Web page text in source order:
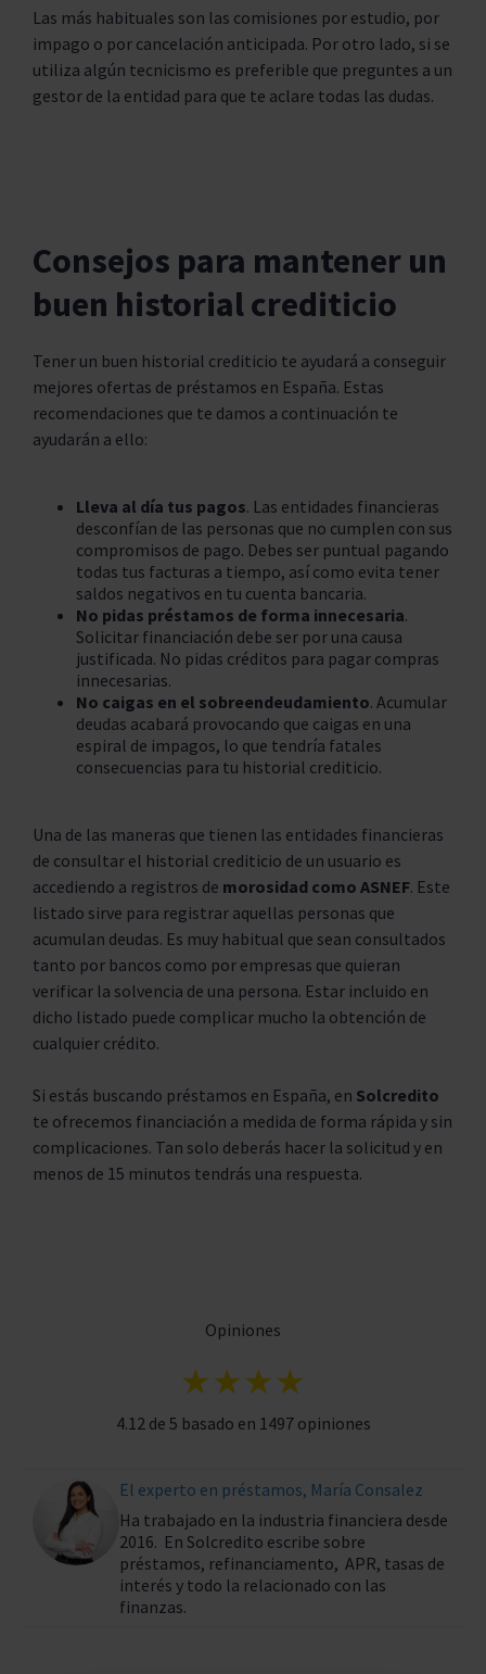
Las más habituales son las comisiones por estudio, por
impago o por cancelación anticipada. Por otro lado, si se
utiliza algún tecnicismo es preferible que preguntes a un
gestor de la entidad para que te aclare todas las dudas.
Consejos para mantener un
buen historial crediticio
Tener un buen historial crediticio te ayudará a conseguir
mejores ofertas de préstamos en España. Estas
recomendaciones que te damos a continuación te
ayudarán a ello:
Lleva al día tus pagos. Las entidades financieras
desconfían de las personas que no cumplen con sus
compromisos de pago. Debes ser puntual pagando
todas tus facturas a tiempo, así como evita tener
saldos negativos en tu cuenta bancaria.
No pidas préstamos de forma innecesaria.
Solicitar financiación debe ser por una causa
justificada. No pidas créditos para pagar compras
innecesarias.
No caigas en el sobreendeudamiento. Acumular
deudas acabará provocando que caigas en una
espiral de impagos, lo que tendría fatales
consecuencias para tu historial crediticio.
Una de las maneras que tienen las entidades financieras
de consultar el historial crediticio de un usuario es
accediendo a registros de morosidad como ASNEF. Este
listado sirve para registrar aquellas personas que
acumulan deudas. Es muy habitual que sean consultados
tanto por bancos como por empresas que quieran
verificar la solvencia de una persona. Estar incluido en
dicho listado puede complicar mucho la obtención de
cualquier crédito.
Si estás buscando préstamos en España, en Solcredito
te ofrecemos financiación a medida de forma rápida y sin
complicaciones. Tan solo deberás hacer la solicitud y en
menos de 15 minutos tendrás una respuesta.
Opiniones
★★★★
4.12 de 5 basado en 1497 opiniones
El experto en préstamos, María Consalez
Ha trabajado en la industria financiera desde
2016. En Solcredito escribe sobre
préstamos, refinanciamento, APR, tasas de
interés y todo la relacionado con las
finanzas.